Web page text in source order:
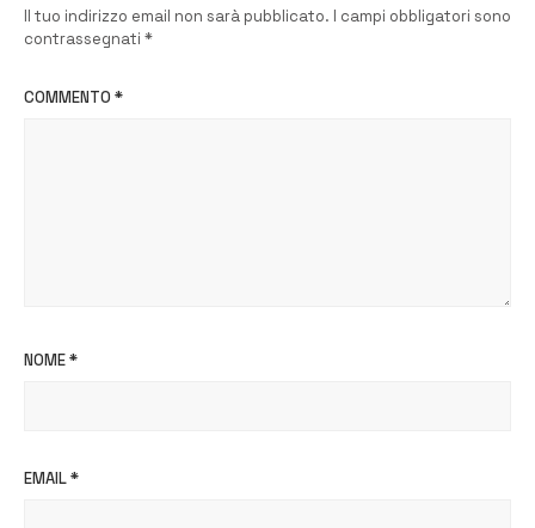
Il tuo indirizzo email non sarà pubblicato. I campi obbligatori sono
contrassegnati *
COMMENTO *
NOME*
EMAIL*